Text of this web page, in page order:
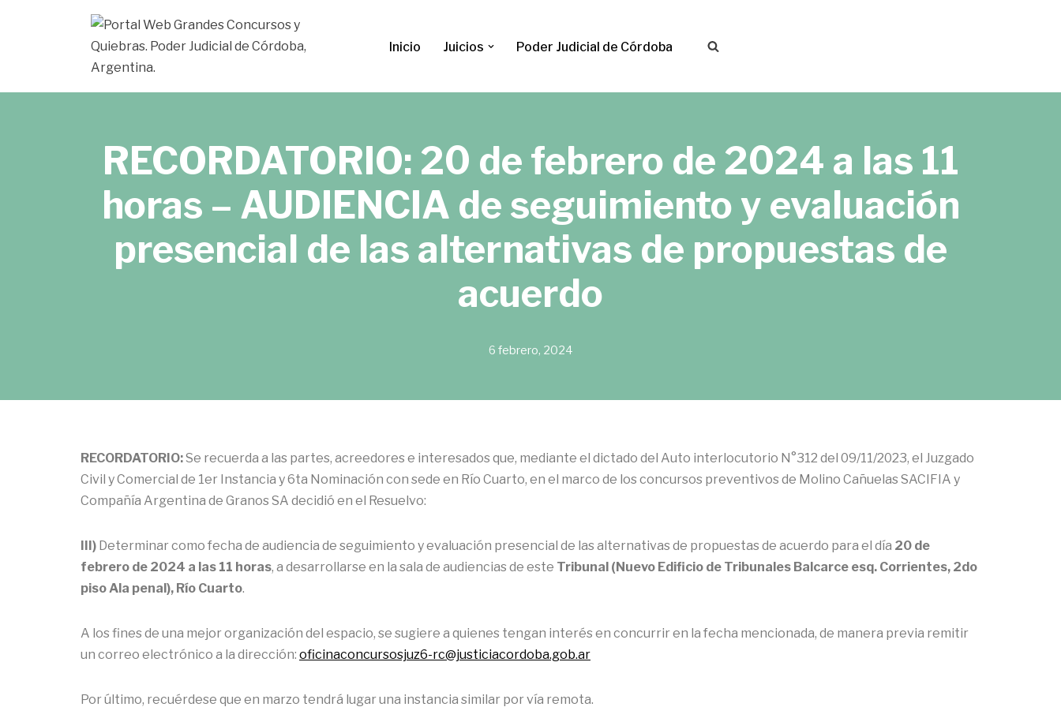
Inicio Juicios Poder Judicial de Córdoba
RECORDATORIO: 20 de febrero de 2024 a las 11
horas – AUDIENCIA de seguimiento y evaluación
presencial de las alternativas de propuestas de
acuerdo
6 febrero, 2024
RECORDATORIO:Se recuerda a las partes, acreedores e interesados que, mediante el dictado del Auto interlocutorio N°312 del 09/11/2023, el Juzgado
Civil y Comercial de 1er Instancia y 6ta Nominación con sede en Río Cuarto, en el marco de los concursos preventivos de Molino Cañuelas SACIFIA y
Compañía Argentina de Granos SA decidió en el Resuelvo:
III) Determinar como fecha de audiencia de seguimiento y evaluación presencial de las alternativas de propuestas de acuerdo para el día 20 de
febrero de 2024 a las 11 horas, a desarrollarse en la sala de audiencias de este Tribunal (Nuevo Edificio de Tribunales Balcarce esq. Corrientes, 2do
piso Ala penal), Río Cuarto.
A los fines de una mejor organización del espacio, se sugiere a quienes tengan interés en concurrir en la fecha mencionada, de manera previa remitir
un correo electrónico a la dirección: oficinaconcursosjuz6-rc@justiciacordoba.gob.ar
Por último, recuérdese que en marzo tendrá lugar una instancia similar por vía remota.